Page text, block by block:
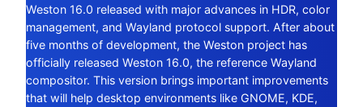
Weston 16.0 released with major advances in HDR, color
management, and Wayland protocol support. After about
five months of development, the Weston project has
officially released Weston 16.0, the reference Wayland
compositor. This version brings important improvements
that will help desktop environments like GNOME, KDE,